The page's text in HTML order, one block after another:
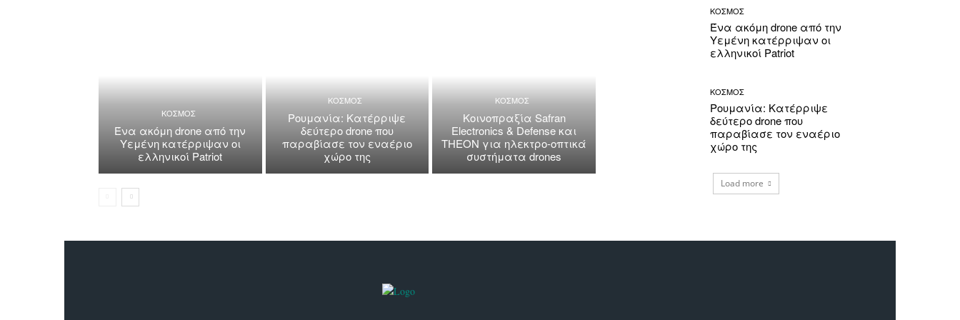
ΚΟΣΜΟΣ
Ένα ακόμη drone από την
Υεμένη κατέρριψαν οι
ελληνικοί Patriot
ΚΟΣΜΟΣ
Ρουμανία: Κατέρριψε
δεύτερο drone που
παραβίασε τον εναέριο
χώρο της
ΚΟΣΜΟΣ
Κοινοπραξία Safran
Electronics & Defense και
THEON για ηλεκτρο-οπτικά
συστήματα drones
ΚΟΣΜΟΣ
Ένα ακόμη drone από την
Υεμένη κατέρριψαν οι
ελληνικοί Patriot
ΚΟΣΜΟΣ
Ρουμανία: Κατέρριψε
δεύτερο drone που
παραβίασε τον εναέριο
χώρο της
Load more